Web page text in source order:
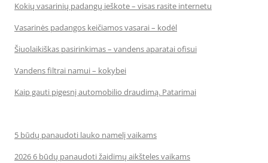
Kokių vasarinių padangų ieškote – visas rasite internetu
Vasarinės padangos keičiamos vasarai – kodėl
Šiuolaikiškas pasirinkimas – vandens aparatai ofisui
Vandens filtrai namui – kokybei
Kaip gauti pigesnį automobilio draudimą. Patarimai
5 būdų panaudoti lauko namelį vaikams
2026 6 būdų panaudoti žaidimų aikšteles vaikams